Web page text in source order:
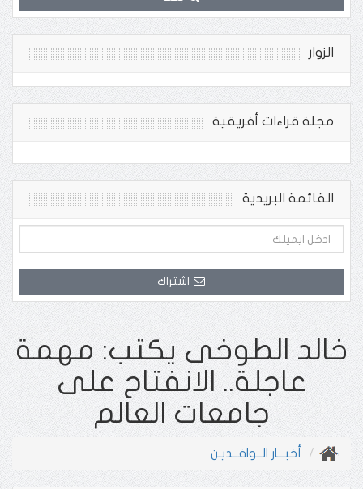
الزوار
مجلة قراءات أفريقية
القائمة البريدية
اشتراك
خالد الطوخى يكتب: مهمة
عاجلة.. الانفتاح على
جامعات العالم
أخبـــار الــوافــديـن